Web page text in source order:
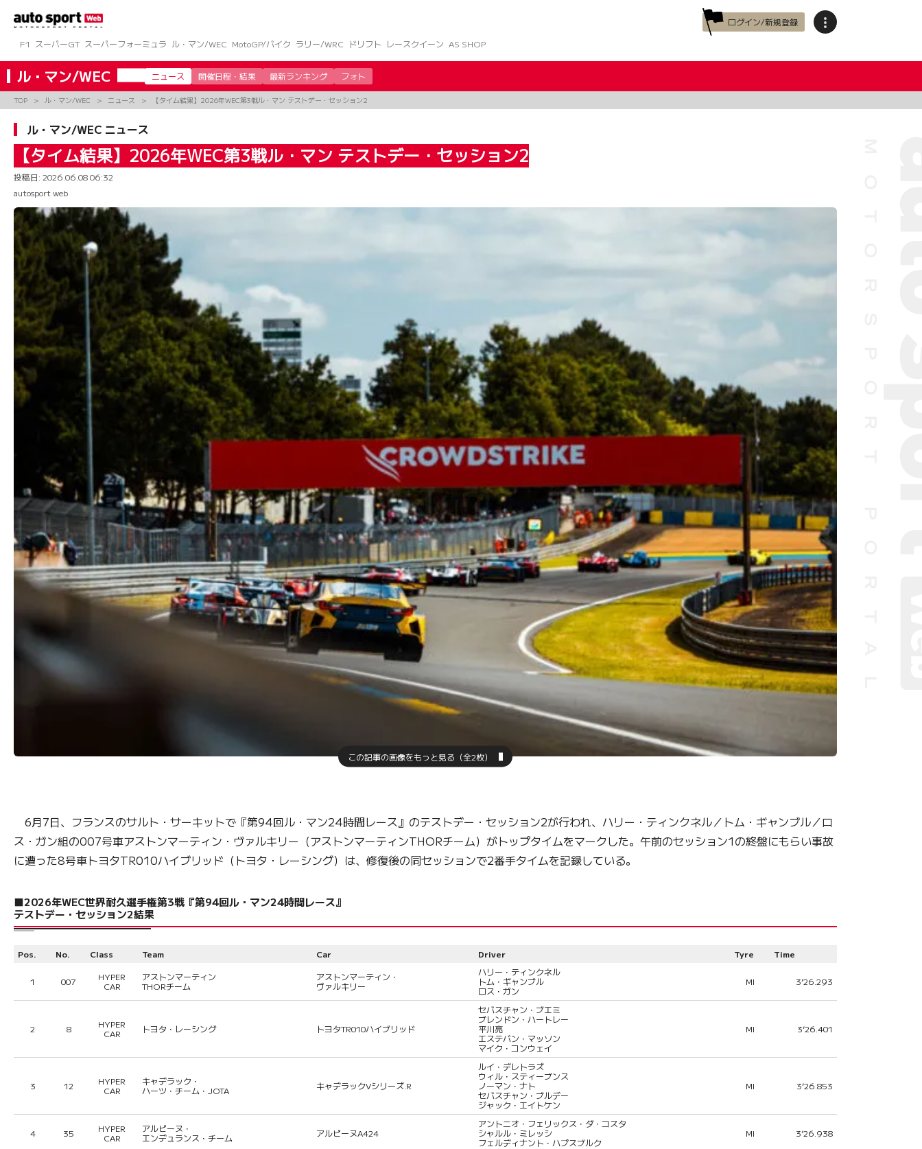
ツ
へ
ス
キ
ッ
ログイン/新規登録
F1
スーパーGT スーパーフォーミュラ ル・マン/WEC MotoGP/バイク ラリー/WRC ドリフト レースクイーン AS SHOP
ル・マン/WEC ニュース 開催日程・結果 最新ランキング フォト
TOP ル・マン/WEC ニュース 【タイム結果】2026年WEC第3戦ル・マン テストデー・セッション2
ル・マン/WEC ニュース
【タイム結果】2026年WEC第3戦ル・マン テストデー・セッション2
投稿日: 2026.06.08 06:32
autosport web
この記事の画像をもっと見る（全2枚）
6月7日、フランスのサルト・サーキットで『第94回ル・マン24時間レース』のテストデー・セッション2が行われ、ハリー・ティンクネル／トム・ギャンブル／ロ
ス・ガン組の007号車アストンマーティン・ヴァルキリー（アストンマーティンTHORチーム）がトップタイムをマークした。午前のセッション1の終盤にもらい事故
に遭った8号車トヨタTR010ハイブリッド（トヨタ・レーシング）は、修復後の同セッションで2番手タイムを記録している。
■2026年WEC世界耐久選手権第3戦『第94回ル・マン24時間レース』
テストデー・セッション2結果
Pos. No. Class Team Car Driver Tyre Time
1 007
HYPER
CAR
アストンマーティン
THORチーム
アストンマーティン・
ヴァルキリー
ハリー・ティンクネル
トム・ギャンブル
ロス・ガン
MI 3’26.293
2 8
HYPER
CAR
トヨタ・レーシング トヨタTR010ハイブリッド
セバスチャン・ブエミ
ブレンドン・ハートレー
平川亮
エステバン・マッソン
マイク・コンウェイ
MI 3’26.401
3 12
HYPER
CAR
キャデラック・
ハーツ・チーム・JOTA
キャデラックVシリーズ.R
ルイ・デレトラズ
ウィル・スティーブンス
ノーマン・ナト
セバスチャン・ブルデー
ジャック・エイトケン
MI 3’26.853
4 35
HYPER
CAR
アルピーヌ・
エンデュランス・チーム
アルピーヌA424
アントニオ・フェリックス・ダ・コスタ
シャルル・ミレッシ
フェルディナント・ハプスブルク
MI 3’26.938